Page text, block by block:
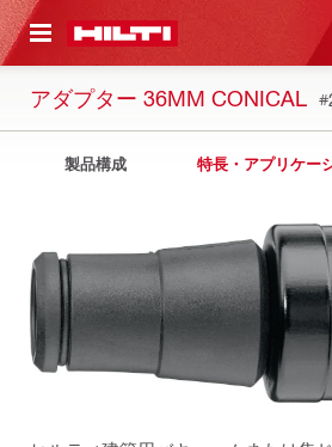
内容を表示
アダプター 36MM CONICAL
製品構成 特長・アプリケー